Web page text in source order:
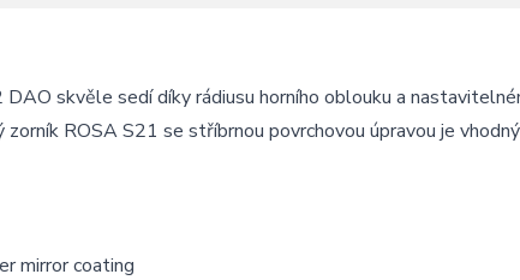
skvěle sedí díky rádiusu horního oblouku a
ROSA S21 se stříbrnou povrchovou úpravou je
mirror coating